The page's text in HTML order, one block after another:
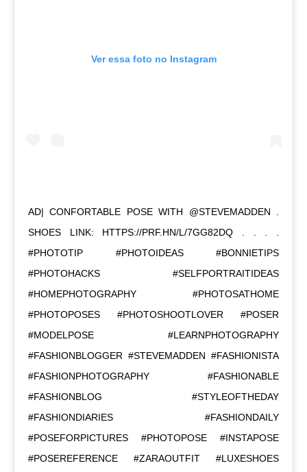
Ver essa foto no Instagram
AD| CONFORTABLE POSE WITH @STEVEMADDEN .
SHOES LINK: HTTPS://PRF.HN/L/7GG82DQ . . . .
#PHOTOTIP #PHOTOIDEAS #BONNIETIPS
#PHOTOHACKS #SELFPORTRAITIDEAS
#HOMEPHOTOGRAPHY #PHOTOSATHOME
#PHOTOPOSES #PHOTOSHOOTLOVER #POSER
#MODELPOSE #LEARNPHOTOGRAPHY
#FASHIONBLOGGER #STEVEMADDEN #FASHIONISTA
#FASHIONPHOTOGRAPHY #FASHIONABLE
#FASHIONBLOG #STYLEOFTHEDAY
#FASHIONDIARIES #FASHIONDAILY
#POSEFORPICTURES #PHOTOPOSE #INSTAPOSE
#POSEREFERENCE #ZARAOUTFIT #LUXESHOES